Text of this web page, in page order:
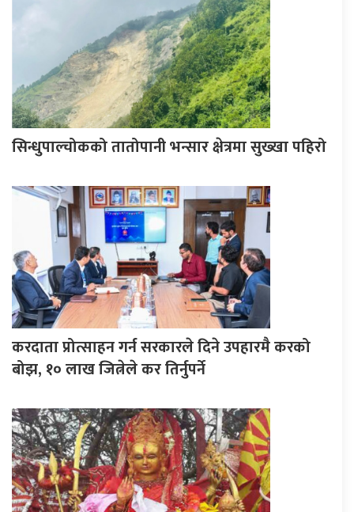
सिन्धुपाल्चोकको तातोपानी भन्सार क्षेत्रमा सुख्खा पहिरो
करदाता प्रोत्साहन गर्न सरकारले दिने उपहारमै करको
बोझ, १० लाख जित्नेले कर तिर्नुपर्ने